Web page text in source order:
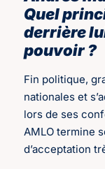
Quel
derrière
pouvoir ?
Fin politique,
nationales et
lors de ses
AMLO termine
d’acceptation